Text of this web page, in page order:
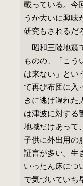
載っている。今
うか大いに興味
研究もされるだ
昭和三陸地震
ものの、「こう
は来ない」とい
て再び布団に入
きに逃げ遅れた
は津波に対する
地域だけあって
子供に外出用の
証言が多い。生
いったん床につ
で気づいていち